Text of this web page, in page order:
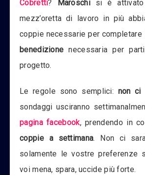
Cobretti? Maroschisi è attivato
mezz’oretta di lavoro in più
coppie necessarie per
benedizione necessaria per
progetto.
Le regole sono semplici: non ci
sondaggi usciranno
pagina facebook, prendendo in
coppie a settimana. Non ci
solamente le vostre preferenze
voi mena, spara, uccide più forte.